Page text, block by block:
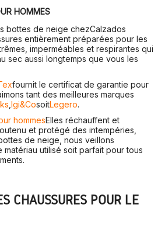
HOMMES
bottes de neige chezCalzados
entièrement préparées pour les
imperméables et respirantes qui
sec aussi longtemps que vous les
fournit le certificat de garantie pour
tant des meilleures marques
,Igi&CosoitLegero.
hommesElles réchauffent et
et protégé des intempéries,
de neige, nous veillons
utilisé soit parfait pour tous
CHAUSSURES POUR LE